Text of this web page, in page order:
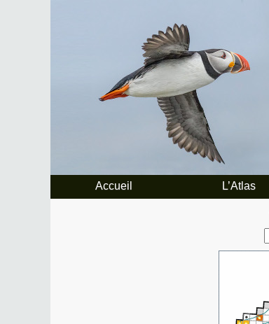
Accueil L’Atlas